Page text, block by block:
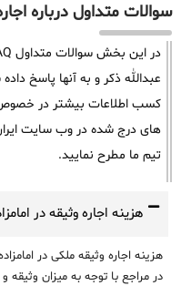
سوالات متداول درباره
عبدالله ذکر و به آنها پاسخ
کسب اطلاعات بیشتر در خصوص
های درج شده در وب سایت
تیم ما مطرح نمایید.
هزینه اجاره وثیقه در
هزینه اجاره وثیقه ملکی در
در مراجع با توجه به میزان